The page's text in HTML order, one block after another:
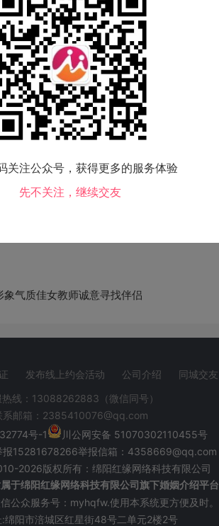
。
》启示
象气质佳女教师诚意寻找伴侣
发布线上约会活动 公司介绍 同城交友
热线：13088262883（微信同号）
系邮箱：2385410076@qq.com
号-1
川公网安备 51070302110455号
报15281678266举报信箱： 4358669@qq.com
2026版权所有：绵阳红缘网络科技有限公司
于绵阳红缘网络科技有限公司旗下婚姻介绍平台
公众服务号：myhqfw.使用本系统更方便及时。
:绵阳市涪城区红星街48号二单元2楼2号
关注公众号，获得更多的服务体验
先不关注，继续交友